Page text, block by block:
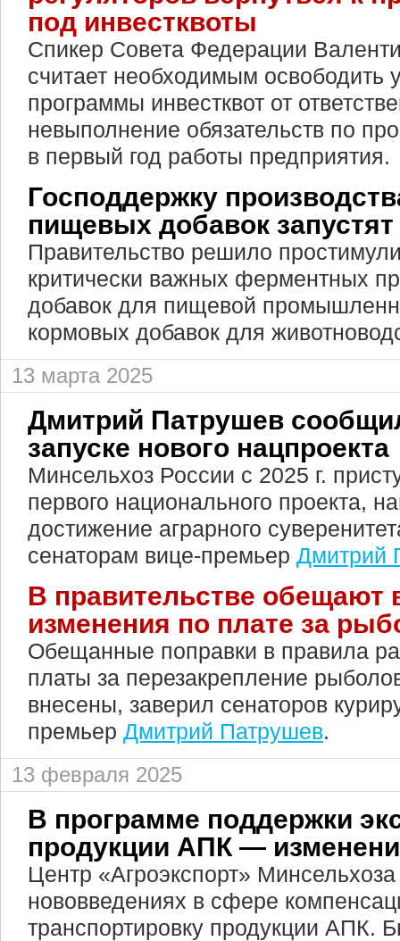
под инвестквоты
Спикер Совета Федерации
считает необходимым освободить
программы инвестквот от
невыполнение обязательств по
в первый год работы предприятия.
Господдержку
пищевых добавок запустят
Правительство решило
критически важных ферментных
добавок для пищевой
кормовых добавок для
13 марта 2025
Дмитрий Патрушев
запуске нового нацпроекта
Минсельхоз России с 2025 г.
первого национального проекта,
достижение аграрного
сенаторам вице-премьер Дмитрий
В правительстве обещают
изменения по плате за
Обещанные поправки в правила
платы за перезакрепление
внесены, заверил сенаторов
премьер Дмитрий Патрушев.
13 февраля 2025
В программе поддержки
продукции АПК —
Центр «Агроэкспорт»
нововведениях в сфере
транспортировку продукции АПК.